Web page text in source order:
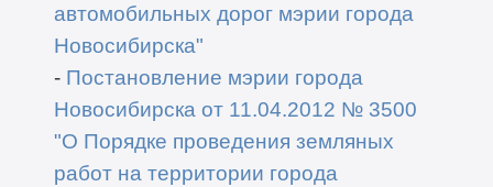
автомобильных дорог мэрии города
Новосибирска"
- Постановление мэрии города
Новосибирска от 11.04.2012 № 3500
"О Порядке проведения земляных
работ на территории города